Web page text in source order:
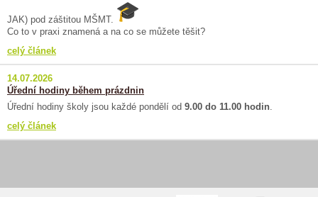
JAK) pod záštitou MŠMT.
Co to v praxi znamená a na co se můžete těšit?
celý článek
14.07.2026
Úřední hodiny během prázdnin
Úřední hodiny školy jsou každé pondělí od 9.00 do 11.00 hodin
celý článek